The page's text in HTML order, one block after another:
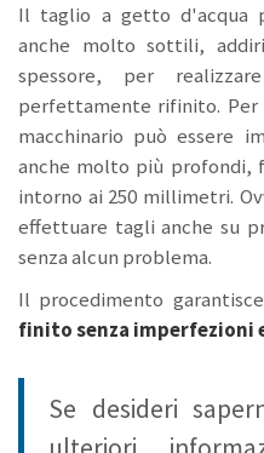
Il taglio a getto d'acqua
anche molto sottili,
spessore, per
perfettamente rifinito. Per
macchinario può essere
anche molto più profondi,
intorno ai 250 millimetri.
effettuare tagli anche su
senza alcun problema.
Il procedimento
finito senza
Se desideri